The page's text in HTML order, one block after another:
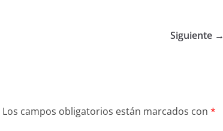
Siguiente →
Los campos obligatorios están marcados con *